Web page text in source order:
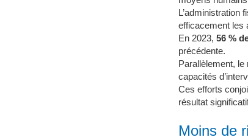
L’administration
efficacement les
En 2023, 56 %
précédente.
Parallèlement,
capacités
Ces efforts
résultat
Moins de